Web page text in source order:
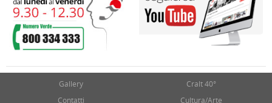
Gallery
Contatti
Cralt 40°
Cultura/Arte